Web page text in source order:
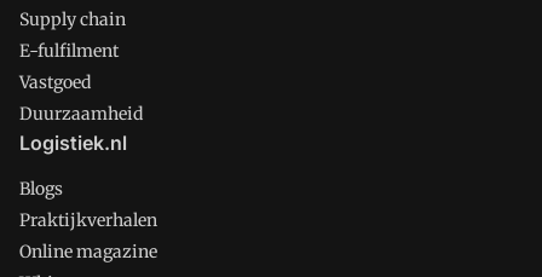
Supply chain
E-fulfilment
Vastgoed
Duurzaamheid
Logistiek.nl
Blogs
Praktijkverhalen
Online magazine